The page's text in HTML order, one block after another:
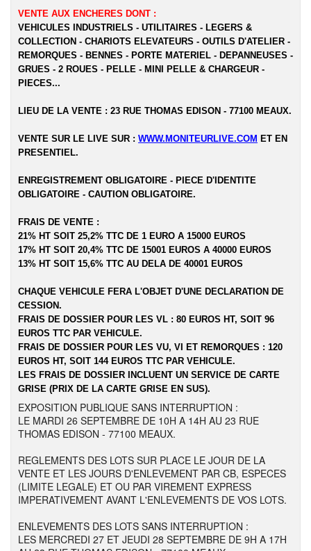
VENTE AUX ENCHERES DONT :
VEHICULES INDUSTRIELS - UTILITAIRES - LEGERS &
COLLECTION - CHARIOTS ELEVATEURS - OUTILS D'ATELIER -
REMORQUES - BENNES - PORTE MATERIEL - DEPANNEUSES -
GRUES - 2 ROUES - PELLE - MINI PELLE & CHARGEUR -
PIECES...
LIEU DE LA VENTE : 23 RUE THOMAS EDISON - 77100 MEAUX.
VENTE SUR LE LIVE SUR : WWW.MONITEURLIVE.COM ET EN
PRESENTIEL.
ENREGISTREMENT OBLIGATOIRE - PIECE D'IDENTITE
OBLIGATOIRE - CAUTION OBLIGATOIRE.
FRAIS DE VENTE :
21% HT SOIT 25,2% TTC DE 1 EURO A 15000 EUROS
17% HT SOIT 20,4% TTC DE 15001 EUROS A 40000 EUROS
13% HT SOIT 15,6% TTC AU DELA DE 40001 EUROS
CHAQUE VEHICULE FERA L'OBJET D'UNE DECLARATION DE
CESSION.
FRAIS DE DOSSIER POUR LES VL : 80 EUROS HT, SOIT 96
EUROS TTC PAR VEHICULE.
FRAIS DE DOSSIER POUR LES VU, VI ET REMORQUES : 120
EUROS HT, SOIT 144 EUROS TTC PAR VEHICULE.
LES FRAIS DE DOSSIER INCLUENT UN SERVICE DE CARTE
GRISE (PRIX DE LA CARTE GRISE EN SUS).
EXPOSITION PUBLIQUE SANS INTERRUPTION :
LE MARDI 26 SEPTEMBRE DE 10H A 14H AU 23 RUE
THOMAS EDISON - 77100 MEAUX.
REGLEMENTS DES LOTS SUR PLACE LE JOUR DE LA
VENTE ET LES JOURS D'ENLEVEMENT PAR CB, ESPECES
(LIMITE LEGALE) ET OU PAR VIREMENT EXPRESS
IMPERATIVEMENT AVANT L'ENLEVEMENTS DE VOS LOTS.
ENLEVEMENTS DES LOTS SANS INTERRUPTION :
LES MERCREDI 27 ET JEUDI 28 SEPTEMBRE DE 9H A 17H